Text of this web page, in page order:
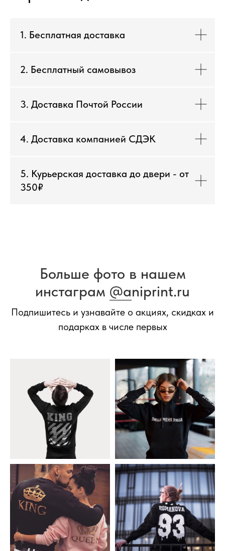
1. Бесплатная доставка
2. Бесплатный самовывоз
3. Доставка Почтой России
4. Доставка компанией СДЭК
5. Курьерская доставка до двери - от
350₽
Больше фото в нашем
инстаграм @aniprint.ru
Подпишитесь и узнавайте о акциях, скидках и
подарках в числе первых